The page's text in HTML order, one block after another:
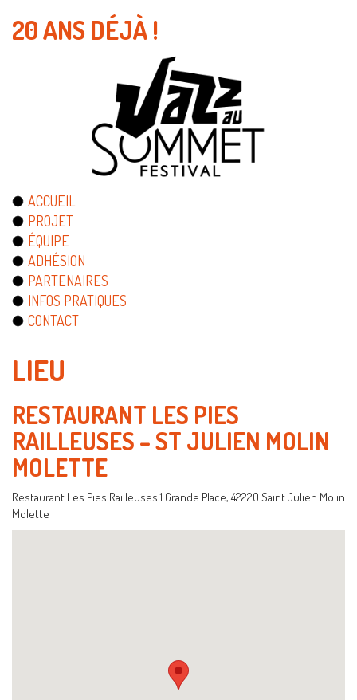
20 ANS DÉJÀ !
ACCUEIL
PROJET
ÉQUIPE
ADHÉSION
PARTENAIRES
INFOS PRATIQUES
CONTACT
LIEU
RESTAURANT LES PIES
RAILLEUSES – ST JULIEN MOLIN
MOLETTE
Restaurant Les Pies Railleuses 1 Grande Place, 42220 Saint Julien Molin
Molette